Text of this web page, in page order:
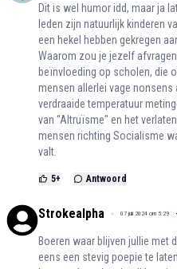
Dit is wel humor idd, maar ja
leden zijn natuurlijk kinderen
een hekel hebben gekregen
Waarom zou je jezelf
beïnvloeding op scholen, die
mensen allerlei vage
verdraaide temperatuur
van "Altruïsme" en het
mensen richting Socialisme
valt.
5+ Antwoord
Strokealpha 07 juli 2024 om 5:29
Boeren waar blijven jullie met
eens een stevig poepie te